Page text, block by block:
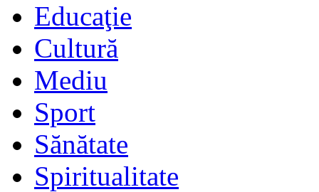
Educaţie
Cultură
Mediu
Sport
Sănătate
Spiritualitate